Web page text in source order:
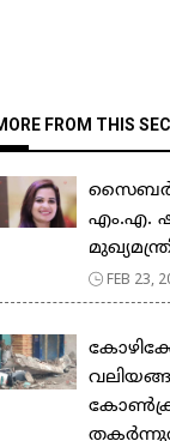
FROM THIS
സൈബർ
എം.എ.
FEB 23,